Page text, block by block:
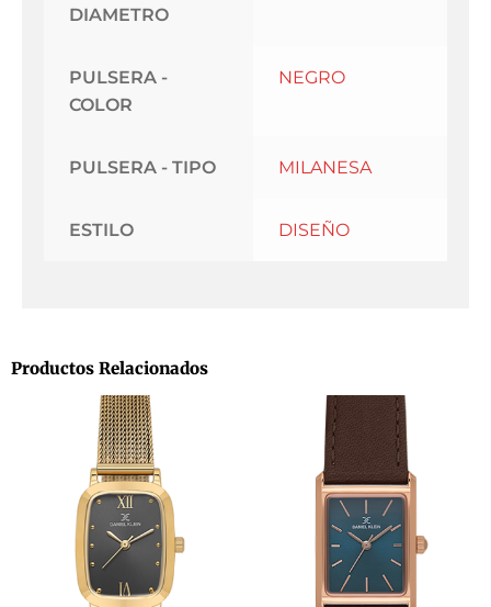
DIAMETRO
PULSERA -
COLOR
NEGRO
PULSERA - TIPO MILANESA
ESTILO DISEÑO
Productos Relacionados